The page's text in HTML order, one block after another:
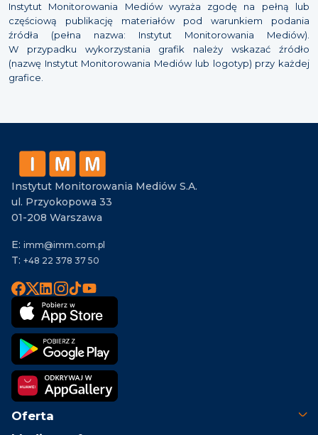
Instytut Monitorowania Mediów wyraża zgodę na pełną lub
częściową publikację materiałów pod warunkiem podania
źródła (pełna nazwa: Instytut Monitorowania Mediów).
W przypadku wykorzystania grafik należy wskazać źródło
(nazwę Instytut Monitorowania Mediów lub logotyp) przy każdej
grafice.
Instytut Monitorowania Mediów S.A.
ul. Przyokopowa 33
01-208 Warszawa
E: imm@imm.com.pl
T: +48 22 378 37 50
Oferta